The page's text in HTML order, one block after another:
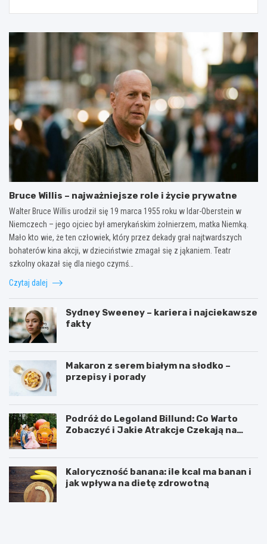
Bruce Willis – najważniejsze role i życie prywatne
Walter Bruce Willis urodził się 19 marca 1955 roku w Idar-Oberstein w
Niemczech – jego ojciec był amerykańskim żołnierzem, matka Niemką.
Mało kto wie, że ten człowiek, który przez dekady grał najtwardszych
bohaterów kina akcji, w dzieciństwie zmagał się z jąkaniem. Teatr
szkolny okazał się dla niego czymś…
Czytaj dalej
Sydney Sweeney – kariera i najciekawsze
fakty
Makaron z serem białym na słodko –
przepisy i porady
Podróż do Legoland Billund: Co Warto
Zobaczyć i Jakie Atrakcje Czekają na
Kaloryczność banana: ile kcal ma banan i
jak wpływa na dietę zdrowotną
K
D